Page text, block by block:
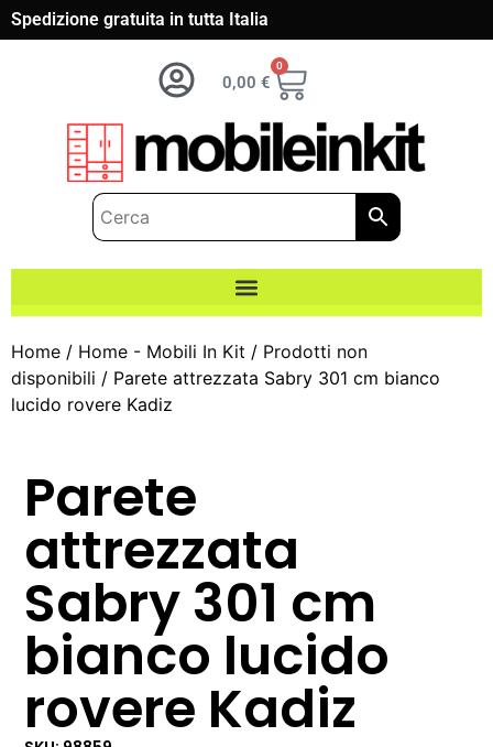
Spedizione gratuita in tutta Italia
0,00 €
0
Home / Home - Mobili In Kit / Prodotti non
disponibili / Parete attrezzata Sabry 301 cm bianco
lucido rovere Kadiz
Parete
attrezzata
Sabry 301 cm
bianco lucido
rovere Kadiz